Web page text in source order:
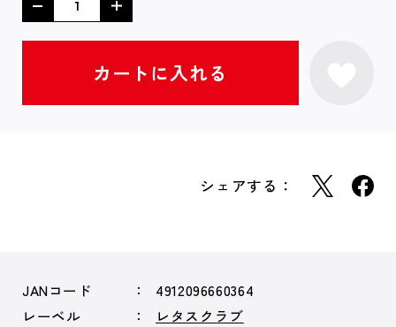
シェアする：
JANコード
4912096660364
レーベル
レタスクラブ